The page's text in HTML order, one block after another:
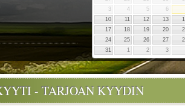
3
4 5
6
10
11 12 13
17
18 19 20
24
25 26 27
31
1 2 3
- TARJOAN KYYDIN